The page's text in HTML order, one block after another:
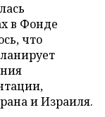
в Фонде
что
и Израиля.